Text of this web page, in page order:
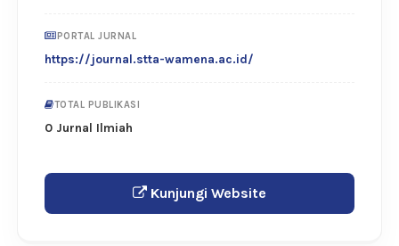
PORTAL JURNAL
https://journal.stta-wamena.ac.id/
TOTAL PUBLIKASI
0 Jurnal Ilmiah
Kunjungi Website